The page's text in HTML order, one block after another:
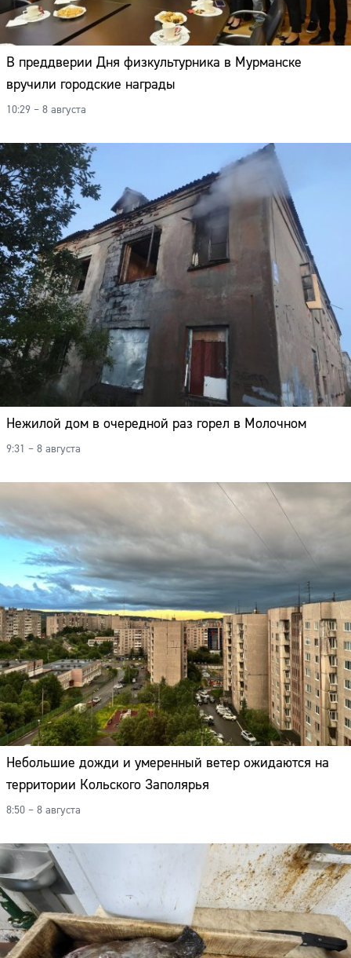
В преддверии Дня физкультурника в Мурманске
вручили городские награды
10:29 – 8 августа
Нежилой дом в очередной раз горел в Молочном
9:31 – 8 августа
Небольшие дожди и умеренный ветер ожидаются на
территории Кольского Заполярья
8:50 – 8 августа
Сайт: